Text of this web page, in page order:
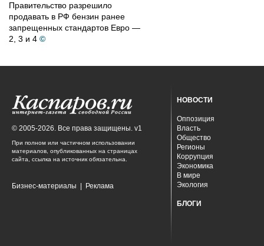
Правительство разрешило
продавать в РФ бензин ранее
запрещенных стандартов Евро —
2, 3 и 4 ©
© 2005-2026. Все права защищены. v1
При полном или частичном использовании
материалов, опубликованных на страницах
сайта, ссылка на источник обязательна.
Бизнес-материалы Реклама
НОВОСТИ
Оппозиция
Власть
Общество
Регионы
Коррупция
Экономика
В мире
Экология
БЛОГИ